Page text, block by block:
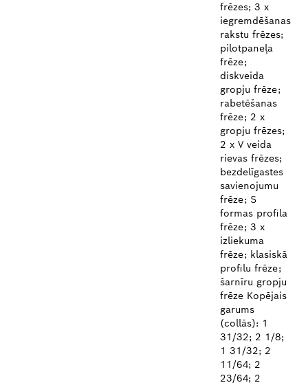
frēzes; 3 x
iegremdēšanas
rakstu frēzes;
pilotpaneļa
frēze;
diskveida
gropju frēze;
rabetēšanas
frēze; 2 x
gropju frēzes;
2 x V veida
rievas frēzes;
bezdelīgastes
savienojumu
frēze; S
formas profila
frēze; 3 x
izliekuma
frēze; klasiskā
profilu frēze;
šarnīru gropju
frēze Kopējais
garums
(collās): 1
31/32; 2 1/8;
1 31/32; 2
11/64; 2
23/64; 2